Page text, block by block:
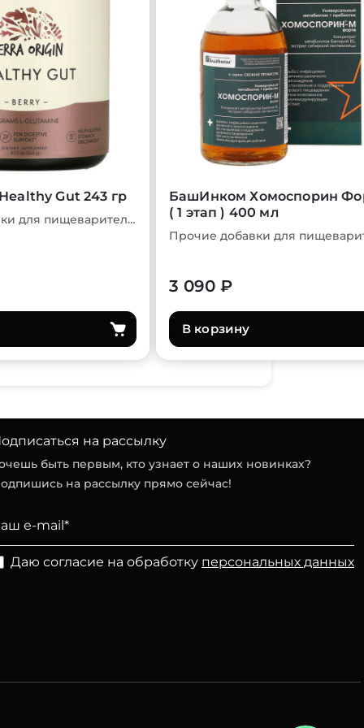
Gut 243 гр
Прочие добавки для пищеварительной системы
БашИнком Хомоспорин
( 1 этап ) 400 мл
3 090 ₽
В корзину
на рассылку
быть первым, кто узнает о наших новинках?
на рассылку прямо сейчас!
Даю согласие на обработку персональных данных